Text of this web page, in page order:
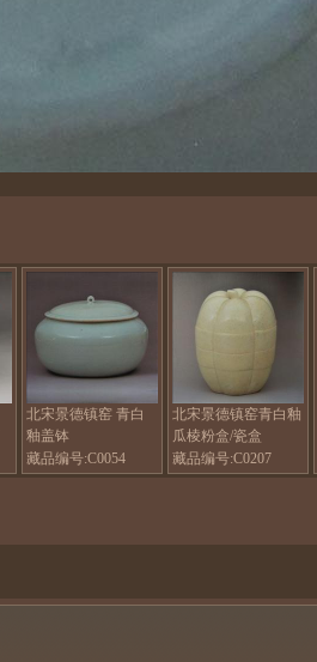
北宋景德镇窑 青白
釉盖钵
藏品编号:C0054
北宋景德镇窑青白釉
瓜棱粉盒/瓷盒
藏品编号:C0207